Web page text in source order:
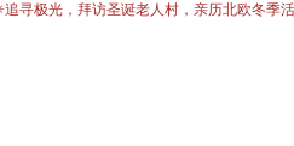
寻极光，拜访圣诞老人村，亲历北欧冬季